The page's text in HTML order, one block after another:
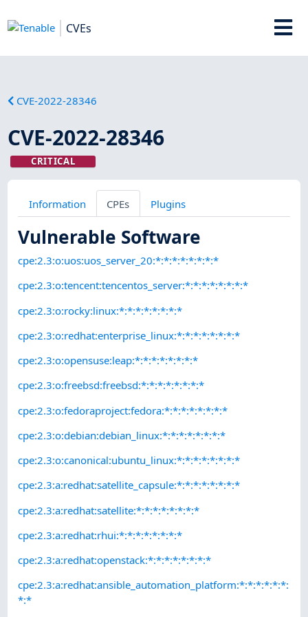
CVEs
CVE-2022-28346
CVE-2022-28346
CRITICAL
Information CPEs Plugins
Vulnerable Software
cpe:2.3:o:uos:uos_server_20:*:*:*:*:*:*:*:*
cpe:2.3:o:tencent:tencentos_server:*:*:*:*:*:*:*:*
cpe:2.3:o:rocky:linux:*:*:*:*:*:*:*:*
cpe:2.3:o:redhat:enterprise_linux:*:*:*:*:*:*:*:*
cpe:2.3:o:opensuse:leap:*:*:*:*:*:*:*:*
cpe:2.3:o:freebsd:freebsd:*:*:*:*:*:*:*:*
cpe:2.3:o:fedoraproject:fedora:*:*:*:*:*:*:*:*
cpe:2.3:o:debian:debian_linux:*:*:*:*:*:*:*:*
cpe:2.3:o:canonical:ubuntu_linux:*:*:*:*:*:*:*:*
cpe:2.3:a:redhat:satellite_capsule:*:*:*:*:*:*:*:*
cpe:2.3:a:redhat:satellite:*:*:*:*:*:*:*:*
cpe:2.3:a:redhat:rhui:*:*:*:*:*:*:*:*
cpe:2.3:a:redhat:openstack:*:*:*:*:*:*:*:*
cpe:2.3:a:redhat:ansible_automation_platform:*:*:*:*:*:*:
*:*